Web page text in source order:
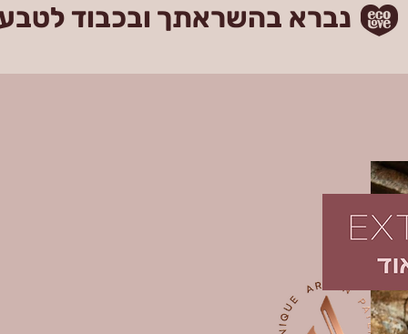
נברא בהשראתך ובכבוד